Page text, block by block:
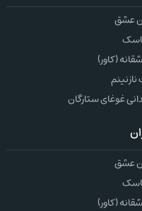
عشق
(کاور)
غوغای ستارگان
عشق
(کاور)